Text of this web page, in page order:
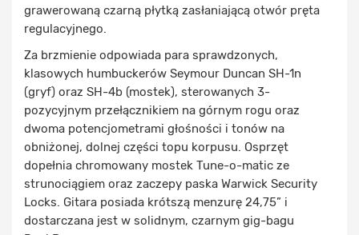
grawerowaną czarną płytką zasłaniającą otwór pręta
regulacyjnego.
Za brzmienie odpowiada para sprawdzonych,
klasowych humbuckerów Seymour Duncan SH-1n
(gryf) oraz SH-4b (mostek), sterowanych 3-
pozycyjnym przełącznikiem na górnym rogu oraz
dwoma potencjometrami głośności i tonów na
obniżonej, dolnej części topu korpusu. Osprzęt
dopełnia chromowany mostek Tune-o-matic ze
strunociągiem oraz zaczepy paska Warwick Security
Locks. Gitara posiada krótszą menzurę 24,75” i
dostarczana jest w solidnym, czarnym gig-bagu